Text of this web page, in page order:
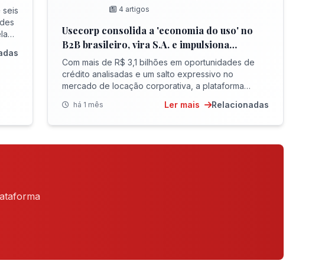
seis
4 artigos
Usecorp consolida a 'economia do uso' no
B2B brasileiro, vira S.A. e impulsiona
expansão com novo fundo estruturado
Com mais de R$ 3,1 bilhões em oportunidades de
crédito analisadas e um salto expressivo no
mercado de locação corporativa, a plataforma
fluxo de caixa das empresas e apostando em
há 1 mês Ler mais Relacionadas